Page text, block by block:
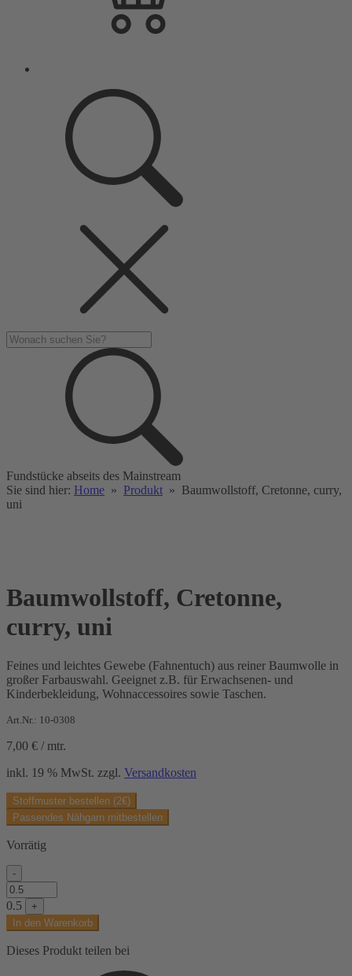
Fundstücke abseits des Mainstream
Sie sind hier: Home » Produkt » Baumwollstoff, Cretonne, curry,
uni
Baumwollstoff, Cretonne,
curry, uni
Feines und leichtes Gewebe (Fahnentuch) aus reiner Baumwolle in
großer Farbauswahl. Geeignet z.B. für Erwachsenen- und
Kinderbekleidung, Wohnaccessoires sowie Taschen.
Art.Nr.: 10-0308
7,00 € / mtr.
inkl. 19 % MwSt. zzgl. Versandkosten
Stoffmuster bestellen (2€)
Passendes Nähgarn mitbestellen
Vorrätig
-
Baumwollstoff,
Cretonne,
curry,
uni
Menge
0.5
+
In den Warenkorb
Dieses Produkt teilen bei